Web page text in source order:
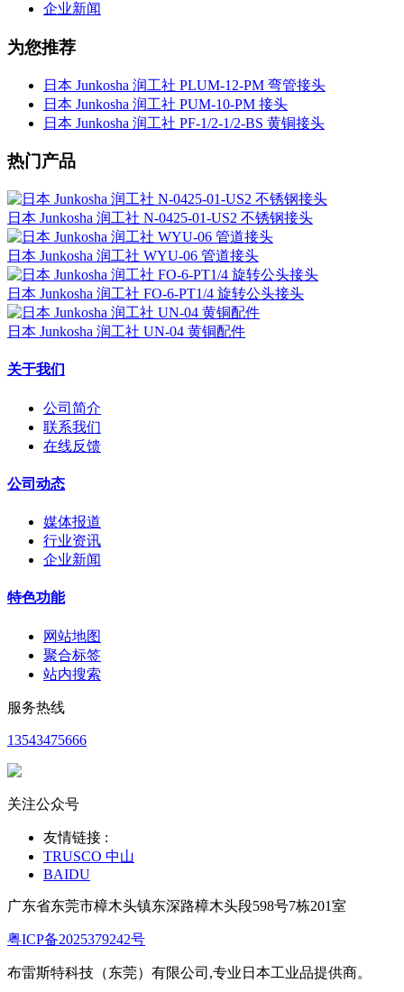
企业新闻
为您推荐
日本 Junkosha 润工社 PLUM-12-PM 弯管接头
日本 Junkosha 润工社 PUM-10-PM 接头
日本 Junkosha 润工社 PF-1/2-1/2-BS 黄铜接头
热门产品
日本 Junkosha 润工社 N-0425-01-US2 不锈钢接头
日本 Junkosha 润工社 WYU-06 管道接头
日本 Junkosha 润工社 FO-6-PT1/4 旋转公头接头
日本 Junkosha 润工社 UN-04 黄铜配件
关于我们
公司简介
联系我们
在线反馈
公司动态
媒体报道
行业资讯
企业新闻
特色功能
网站地图
聚合标签
站内搜索
服务热线
13543475666
关注公众号
友情链接 :
TRUSCO 中山
BAIDU
广东省东莞市樟木头镇东深路樟木头段598号7栋201室
粤ICP备2025379242号
布雷斯特科技（东莞）有限公司,专业日本工业品提供商。